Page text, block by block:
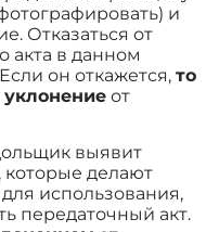
и
Отказаться от
акта в данном
он откажется, то
уклонение от
выявит
которые делают
использования,
передаточный акт.